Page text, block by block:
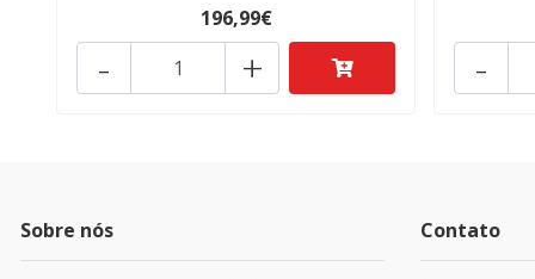
196,99€
+
- -
Sobre nós Contato